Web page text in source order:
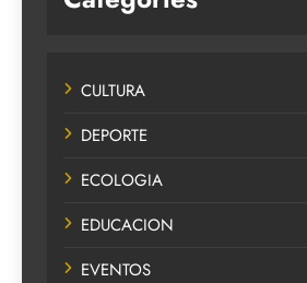
CULTURA
DEPORTE
ECOLOGIA
EDUCACION
EVENTOS